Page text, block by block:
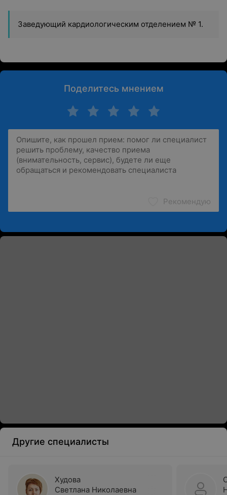
Заведующий кардиологическим отделением № 1.
Поделитесь мнением
Рекомендую
Другие специалисты
Худова
Светлана Николаевна